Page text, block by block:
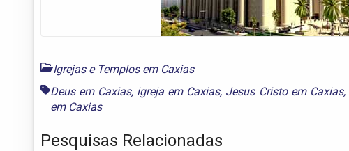
Igrejas e Templos em Caxias
Deus em Caxias, igreja em Caxias, Jesus Cristo em Caxias,
em Caxias
Pesquisas Relacionadas